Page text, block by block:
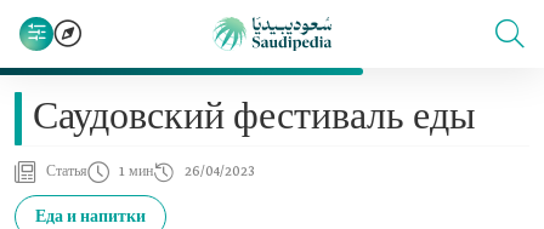
Саудовский фестиваль еды
Статья 1 мин 26/04/2023
Еда и напитки